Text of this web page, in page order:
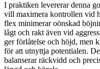
I praktiken levererar denna
vill maximera kontrollen vid
flex minimerar oönskad
lågt och rakt även vid
ger förlåtelse och höjd, men
för att utnyttja potentialen.
balanserar räckvidd och